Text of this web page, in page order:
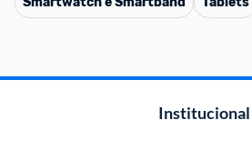
Institucional